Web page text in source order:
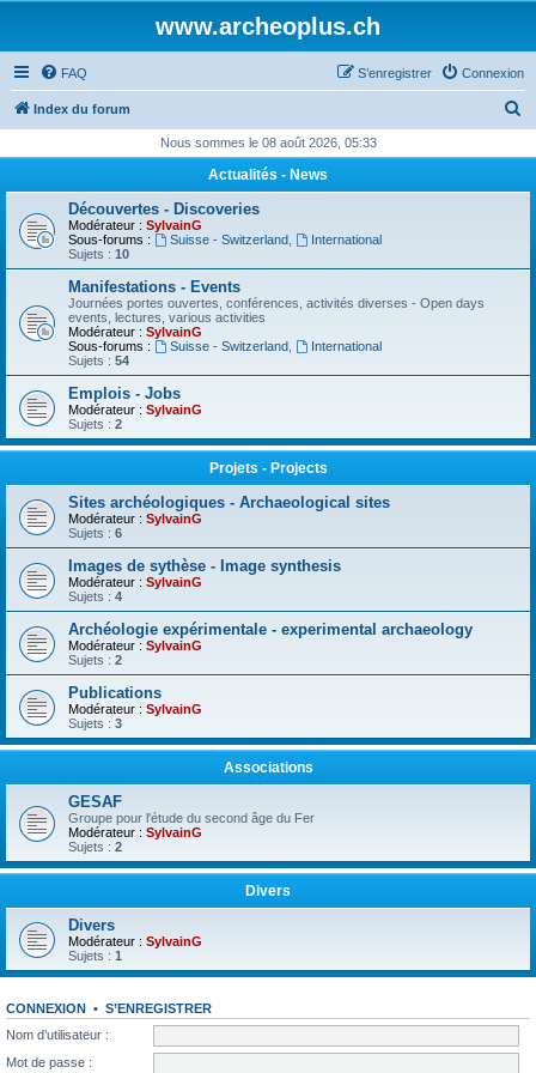
www.archeoplus.ch
FAQ Connexion
S’enregistrer
Index du forum
h
Nous sommes le 08 août 2026, 05:33
Actualités - News
Découvertes - Discoveries
Modérateur : SylvainG
Sous-forums :
Suisse - Switzerland,
International
Sujets : 10
Manifestations - Events
Journées portes ouvertes, conférences, activités diverses - Open days
events, lectures, various activities
Modérateur : SylvainG
Sous-forums :
Suisse - Switzerland,
International
Sujets : 54
Emplois - Jobs
Modérateur : SylvainG
Sujets : 2
Projets - Projects
Sites archéologiques - Archaeological sites
Modérateur : SylvainG
Sujets : 6
Images de sythèse - Image synthesis
Modérateur : SylvainG
Sujets : 4
Archéologie expérimentale - experimental archaeology
Modérateur : SylvainG
Sujets : 2
Publications
Modérateur : SylvainG
Sujets : 3
Associations
GESAF
Groupe pour l'étude du second âge du Fer
Modérateur : SylvainG
Sujets : 2
Divers
Divers
Modérateur : SylvainG
Sujets : 1
CONNEXION • S’ENREGISTRER
Nom d’utilisateur :
Mot de passe :